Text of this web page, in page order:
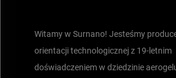
Witamy w Surnano! Jesteśmy
orientacji technologicznej z 19-letnim
doświadczeniem w dziedzinie